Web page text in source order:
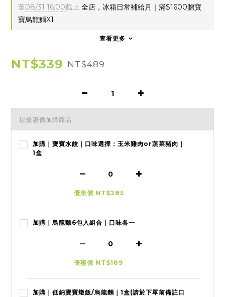
至08/31 16:00截止 全店，冰箱日常補給月｜滿$1600贈寶
寶烏龍麵X1
查看更多
NT$339 NT$489
以優惠價加購商品
加購｜寶寶水餃｜口味選擇：玉米雞肉or蔬菜豬肉｜
1盒
優惠價 NT$285
加購｜烏龍麵6包入組合｜口味各一
優惠價 NT$189
加購｜低鈉寶寶燉飯/烏龍麵｜1盒(請於下單前備註口